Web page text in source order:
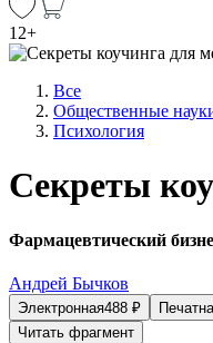
12+
Все
Общественные
Психология
Секреты
Фармацевтический
Андрей Бычков
Электронная488 ₽
Читать фрагмент